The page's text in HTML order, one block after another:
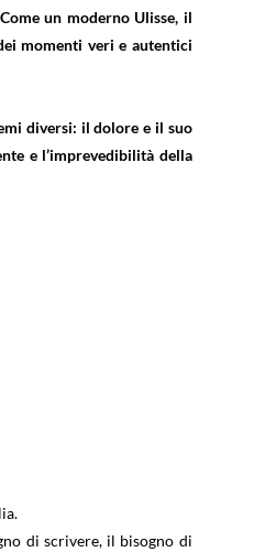
Come un moderno Ulisse, il
momenti veri e autentici
diversi: il dolore e il suo
e l’imprevedibilità della
di scrivere, il bisogno di